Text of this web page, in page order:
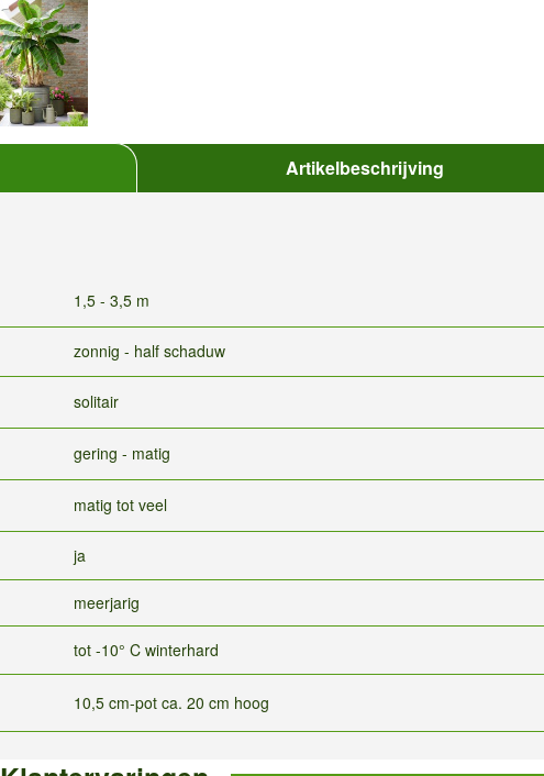
Artikelbeschrijving
1,5 - 3,5 m
zonnig - half schaduw
solitair
gering - matig
matig tot veel
ja
meerjarig
tot -10° C winterhard
10,5 cm-pot ca. 20 cm hoog